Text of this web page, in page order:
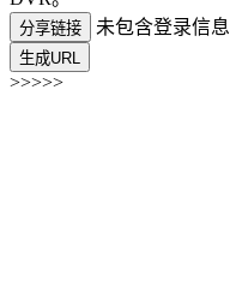
分享链接 未包含登录信息
生成URL
>>>>>